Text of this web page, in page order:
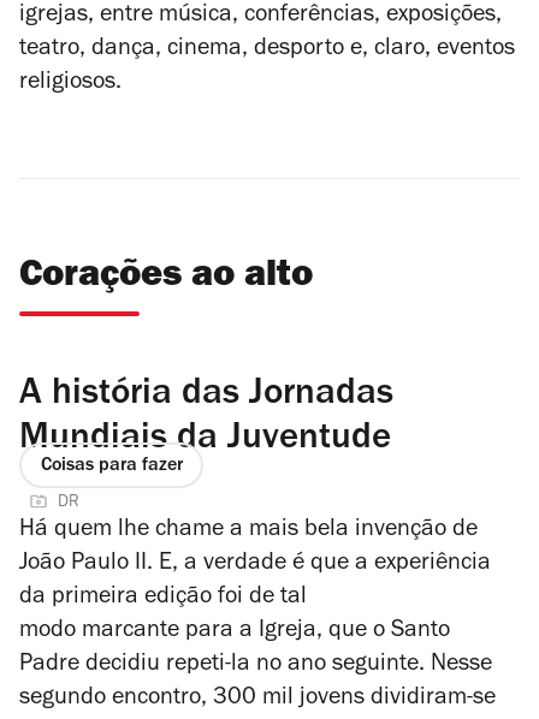
igrejas, entre música, conferências, exposições,
teatro, dança, cinema, desporto e, claro, eventos
religiosos.
Corações ao alto
A história das Jornadas
Mundiais da Juventude
Coisas para fazer
DR
Há quem lhe chame a mais bela invenção de
João Paulo II. E, a verdade é que a experiência
da primeira edição foi de tal
modo marcante para a Igreja, que o Santo
Padre decidiu repeti-la no ano seguinte. Nesse
segundo encontro, 300 mil jovens dividiram-se